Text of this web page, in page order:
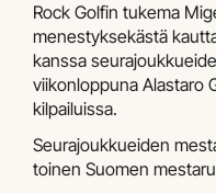
Rock Golfin tukema
menestyksekästä
kanssa
viikonloppuna Alastaro
kilpailuissa.
Seurajoukkueiden
toinen Suomen